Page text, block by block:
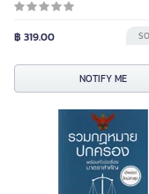
฿ 319.00
NOTIFY ME